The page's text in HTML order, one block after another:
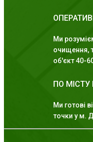
Ми
очищення,
об'єкт 40-
ПО МІСТУ
Ми готові
точки у м.